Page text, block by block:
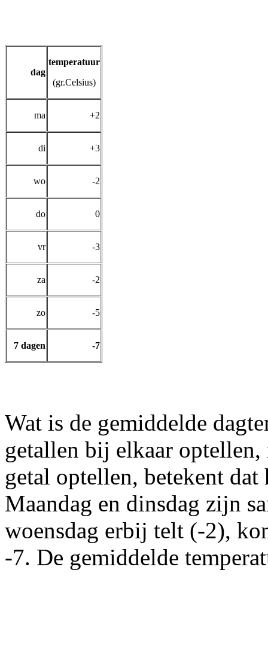
dag
temperatuur
(gr.Celsius)
ma +2
di +3
wo -2
do 0
vr -3
za -2
zo -5
7 dagen -7
Wat is de gemiddelde
getallen bij elkaar optellen,
getal optellen, betekent
Maandag en dinsdag zijn
woensdag erbij telt (-2),
-7. De gemiddelde